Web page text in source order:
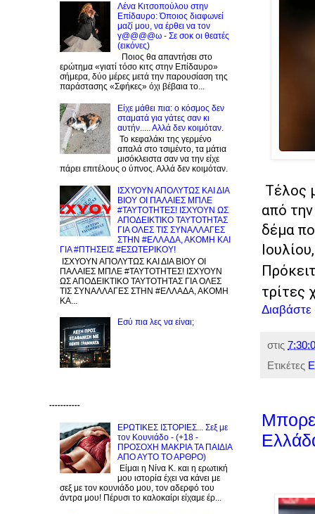
Τέλος
από την
δέμα
τρίτες
στις
Ετικέτες
Λένα Κιτσοπούλου στην
Επίδαυρο: Όποιος διαφωνεί
μαζί μου, να έρθει να τον
γ@@@@ω - Σε σοκ οι θεατές
(εικόνες)
Ποιος θα απαντήσει στο
ερώτημα «γιατί τόσο κιτς στην Επίδαυρο»
σήμερα, δύο μέρες μετά την παρουσίαση της
παράστασης «Σφήκες» όχι βέβαια το...
Είχε μάθει πια: ο κόσμος δεν
σταματά για γάτες σαν κι
αυτήν..... Αλλά δεν κοιμόταν.
Το κεφαλάκι της γερμένο
απαλά στο τσιμέντο, τα μάτια
μισόκλειστα σαν να την είχε
πάρει επιτέλους ο ύπνος. Αλλά δεν κοιμόταν.
ΙΣΧΥΟΥΝ ΑΠΟΛΥΤΩΣ ΚΑΙ ΔΙΑ
ΒΙΟΥ ΟΙ ΠΑΛΑΙΕΣ ΜΠΛΕ
#ΤΑΥΤΟΤΗΤΕΣ! ΙΣΧΥΟΥΝ ΩΣ
ΑΠΟΔΕΙΚΤΙΚΟ ΤΑΥΤΟΤΗΤΑΣ
ΓΙΑ ΟΛΕΣ ΤΙΣ ΣΥΝΑΛΛΑΓΕΣ
ΣΤΗΝ #ΕΛΛΑΔΑ, ΑΚΟΜΗ ΚΑΙ
ΓΙΑ #ΠΤΗΣΕΙΣ #ΕΣΩΤΕΡΙΚΟΥ!
ΙΣΧΥΟΥΝ ΑΠΟΛΥΤΩΣ ΚΑΙ ΔΙΑ ΒΙΟΥ ΟΙ
ΠΑΛΑΙΕΣ ΜΠΛΕ #ΤΑΥΤΟΤΗΤΕΣ! ΙΣΧΥΟΥΝ
ΩΣ ΑΠΟΔΕΙΚΤΙΚΟ ΤΑΥΤΟΤΗΤΑΣ ΓΙΑ ΟΛΕΣ
ΤΙΣ ΣΥΝΑΛΛΑΓΕΣ ΣΤΗΝ #ΕΛΛΑΔΑ, ΑΚΟΜΗ
ΚΑ...
Εσύ πια λες να είναι;
-----------
ΕΡΩΤΙΚΕΣ ΙΣΤΟΡΙΕΣ... Σεξ με
τον Kουνιάδο - (+18 -
ΠΡΟΣΟΧΗ ΜΑΚΡΙΑ ΤΑ ΠΑΙΔΙΑ
ΑΠΟ ΑΥΤΟ ΤΟ ΑΡΘΡΟ)
Είμαι η Νίνα Κ. και η ερωτική
μου ιστορία έχει να κάνει με
σεξ με τον κουνιάδο μου, τον αδερφό του
άντρα μου! Πέρυσι το καλοκαίρι είχαμε έρ...